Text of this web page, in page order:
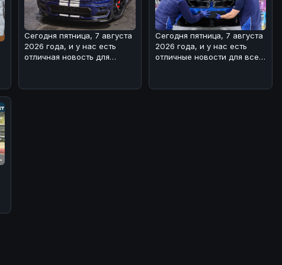
Сегодня пятница, 7 августа
2026 года, и у нас есть
отличная новость для
Сегодня пятница, 7 августа
2026 года, и у нас есть
отличные новости для всех